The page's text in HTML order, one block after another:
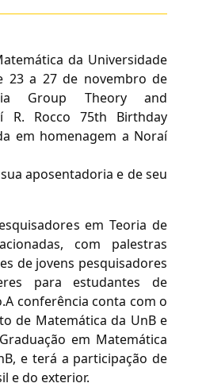
da Universidade
23 a 27 de novembro de
Group Theory and
R. Rocco 75th Birthday
em homenagem a Noraí
aposentadoria e de seu
em Teoria de
com palestras
de jovens pesquisadores
para estudantes de
conferência conta com o
de Matemática da UnB e
em Matemática
e terá a participação de
e do exterior.